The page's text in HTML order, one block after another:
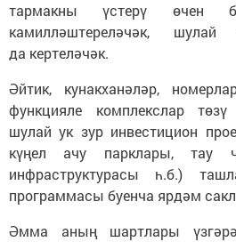
тармакны үстерү өчен
камилләштереләчәк,
да кертеләчәк.
Әйтик, кунакханәләр,
функцияле комплекслар төзү
шулай ук зур инвестицион
күңел ачу парклары, тау
инфраструктурасы һ.б.)
программасы буенча ярдәм
Әмма аның шартлары